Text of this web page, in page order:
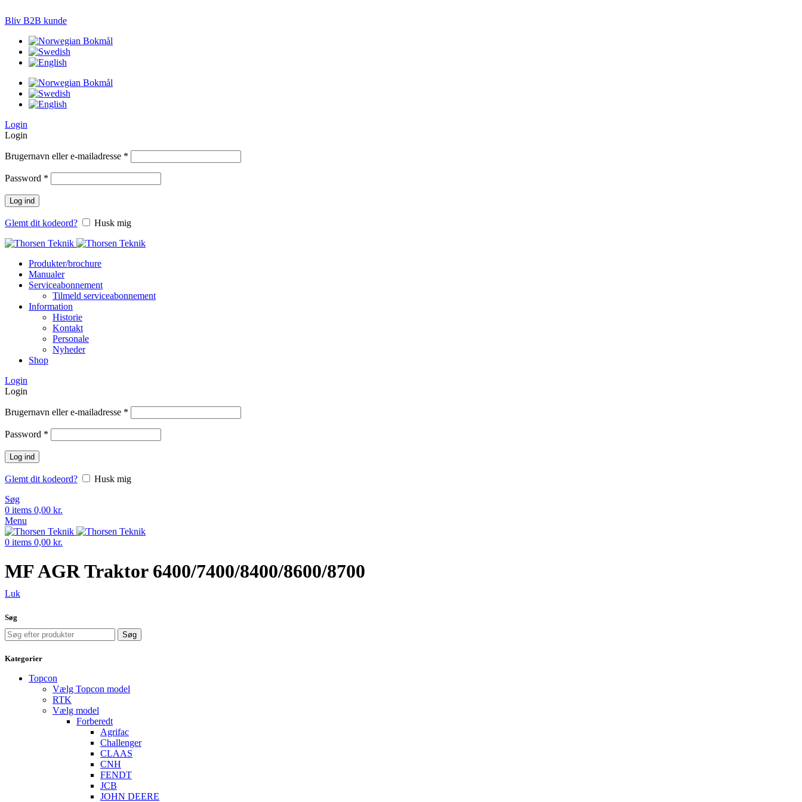
Bliv B2B kunde
Login
Login
Brugernavn eller e-mailadresse *
Password *
Log ind
Glemt dit kodeord? Husk mig
Produkter/brochure
Manualer
Serviceabonnement
Tilmeld serviceabonnement
Information
Historie
Kontakt
Personale
Nyheder
Shop
Login
Login
Brugernavn eller e-mailadresse *
Password *
Log ind
Glemt dit kodeord?
Husk mig
Søg
0 items 0,00 kr.
Menu
0 items 0,00 kr.
MF AGR Traktor 6400/7400/8400/8600/8700
Luk
Søg
Søg
Kategorier
Topcon
Vælg Topcon model
RTK
Vælg model
Forberedt
Agrifac
Challenger
CLAAS
CNH
FENDT
JCB
JOHN DEERE